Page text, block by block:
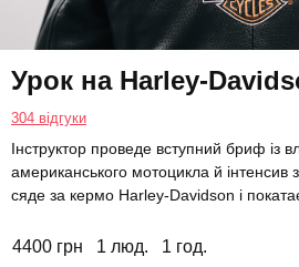
Урок на Harley-
304 відгуки
Інструктор проведе вступний бриф із
американського мотоцикла й інтенсив
сяде за кермо Harley-Davidson і
4400 грн 1 люд. 1 год.